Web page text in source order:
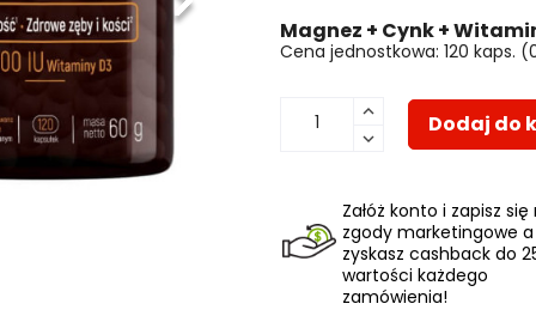
Następny
Magnez + Cynk +
Cena jednostkowa: 120 kaps.
Dodaj do
Załóż konto i zapisz się
zgody marketingowe a
zyskasz cashback do
wartości każdego
zamówienia!